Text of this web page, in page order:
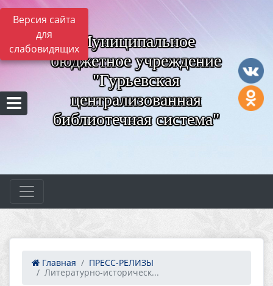
Версия сайта
для
слабовидящих Муниципальное
бюджетное учреждение
"Гурьевская
централизованная
библиотечная система"
Главная
ПРЕСС-РЕЛИЗЫ
Литературно-историческ...